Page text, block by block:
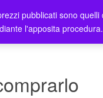
Blog Registrazione
pubblicati sono
l'apposita procedura.